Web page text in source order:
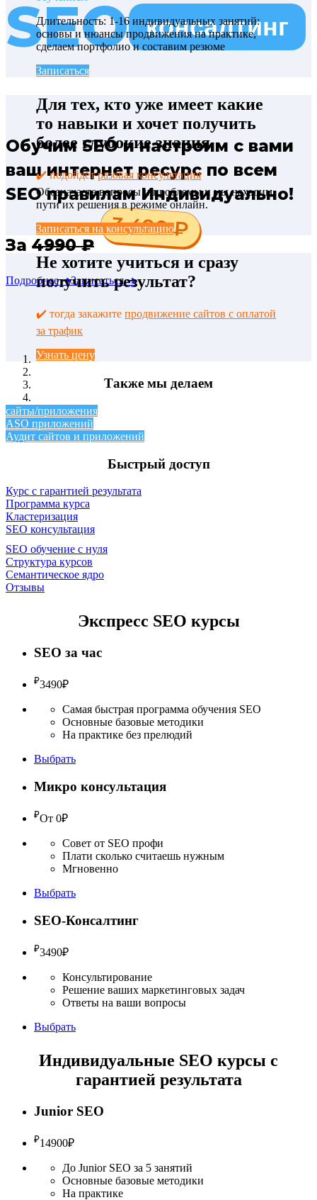
SEO консалтинг
Обучим SEO и настроим с вами
ваш интернет ресурс по всем
SEO правилам Индивидуально!
За 4990 ₽
Подробнее ➔Записаться ➔
/ 4 / 4
Длительность: 1-16 индивидуальных занятий:
основы и нюансы продвижения на практике,
сделаем портфолио и составим резюме
Записаться
Для тех, кто уже имеет какие
то навыки и хочет получить
более глубокие знания
✔️ подойдетразовая консультация
Обозначаете вопросы и проблемы и мы находим
пути их решения в режиме онлайн.
Записаться на консультацию
Не хотите учиться и сразу
получить результат?
✔️ тогда закажитепродвижение сайтов с оплатой
за трафик
Узнать цену
Также мы делаем
сайты/приложения
ASO приложений
Аудит сайтов и приложений
Быстрый доступ
Курс с гарантией результата
Программа курса
Кластеризация
SEO консультация
SEO обучение с нуля
Структура курсов
Семантическое ядро
Отзывы
Экспресс SEO курсы
SEO за час
₽3490₽
Самая быстрая программа обучения SEO
Основные базовые методики
На практике без прелюдий
Выбрать
Микро консультация
₽От 0₽
Совет от SEO профи
Плати сколько считаешь нужным
Мгновенно
Выбрать
SEO-Консалтинг
₽3490₽
Консультирование
Решение ваших маркетинговых задач
Ответы на ваши вопросы
Выбрать
Индивидуальные SEO курсы с
гарантией результата
Junior SEO
₽14900₽
До Junior SEO за 5 занятий
Основные базовые методики
На практике